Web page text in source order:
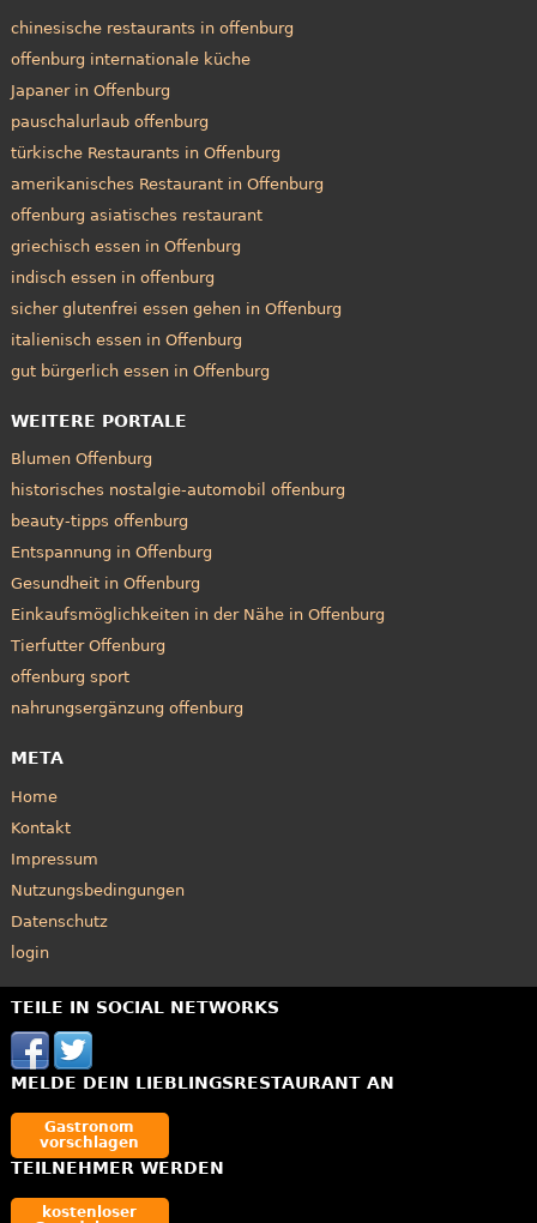
chinesische restaurants in offenburg
offenburg internationale küche
Japaner in Offenburg
pauschalurlaub offenburg
türkische Restaurants in Offenburg
amerikanisches Restaurant in Offenburg
offenburg asiatisches restaurant
griechisch essen in Offenburg
indisch essen in offenburg
sicher glutenfrei essen gehen in Offenburg
italienisch essen in Offenburg
gut bürgerlich essen in Offenburg
WEITERE PORTALE
Blumen Offenburg
historisches nostalgie-automobil offenburg
beauty-tipps offenburg
Entspannung in Offenburg
Gesundheit in Offenburg
Einkaufsmöglichkeiten in der Nähe in Offenburg
Tierfutter Offenburg
offenburg sport
nahrungsergänzung offenburg
META
Home
Kontakt
Impressum
Nutzungsbedingungen
Datenschutz
login
TEILE IN SOCIAL NETWORKS
MELDE DEIN LIEBLINGSRESTAURANT AN
Gastronom
vorschlagen
TEILNEHMER WERDEN
kostenloser